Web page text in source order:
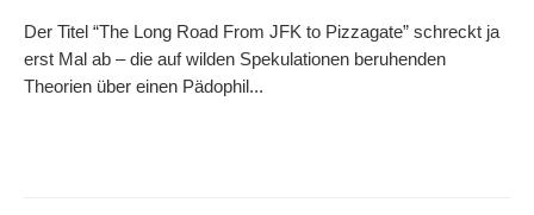
Der Titel “The Long Road From JFK to Pizzagate” schreckt ja
erst Mal ab – die auf wilden Spekulationen beruhenden
Theorien über einen Pädophil...